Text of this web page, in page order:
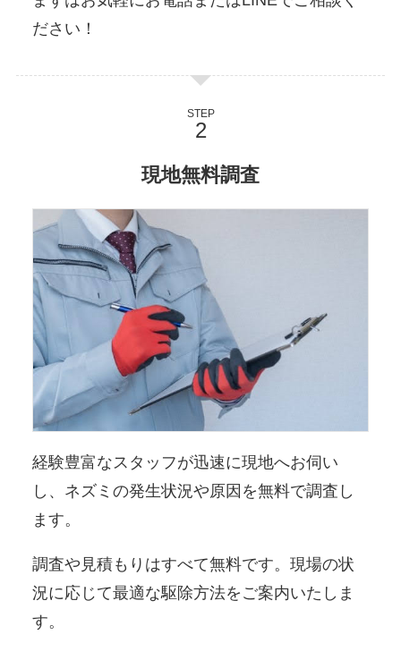
ださい！
STEP
現地無料調査
経験豊富なスタッフが迅速に現地へお伺い
し、ネズミの発生状況や原因を無料で調査し
ます。
調査や見積もりはすべて無料です。現場の状
況に応じて最適な駆除方法をご案内いたしま
す。